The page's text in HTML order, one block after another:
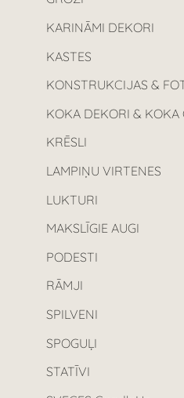
KARINĀMI DEKORI
KASTES
KONSTRUKCIJAS &
KOKA DEKORI & KOKA
KRĒSLI
LAMPIŅU VIRTENES
LUKTURI
MAKSLĪGIE AUGI
PODESTI
RĀMJI
SPILVENI
SPOGUĻI
STATĪVI